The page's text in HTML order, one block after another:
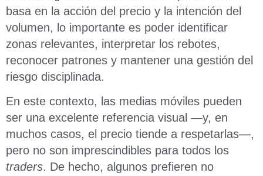
basa en la acción del precio y la intención del
volumen, lo importante es poder identificar
zonas relevantes, interpretar los rebotes,
reconocer patrones y mantener una gestión del
riesgo disciplinada.
En este contexto, las medias móviles pueden
ser una excelente referencia visual —y, en
muchos casos, el precio tiende a respetarlas—,
pero no son imprescindibles para todos los
traders. De hecho, algunos prefieren no